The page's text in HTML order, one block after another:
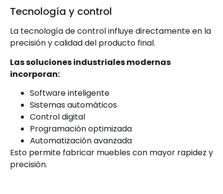
Tecnología y control
La tecnología de control influye directamente en la
precisión y calidad del producto final.
Las soluciones industriales modernas
incorporan:
Software inteligente
Sistemas automáticos
Control digital
Programación optimizada
Automatización avanzada
Esto permite fabricar muebles con mayor rapidez y
precisión.